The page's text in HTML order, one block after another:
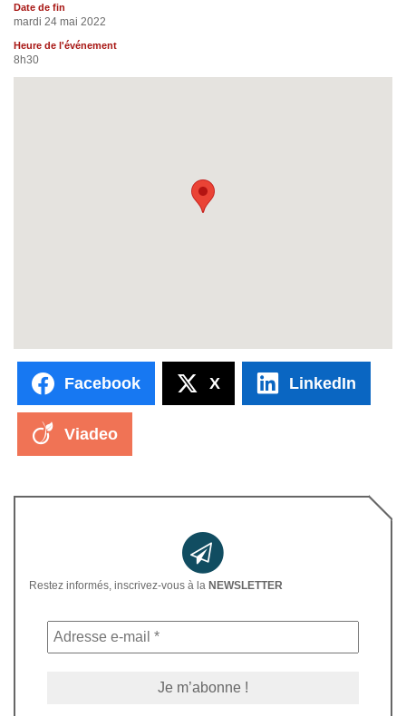
Date de fin
mardi 24 mai 2022
Heure de l'événement
8h30
Facebook X LinkedIn
Viadeo
Restez informés, inscrivez-vous à la NEWSLETTER